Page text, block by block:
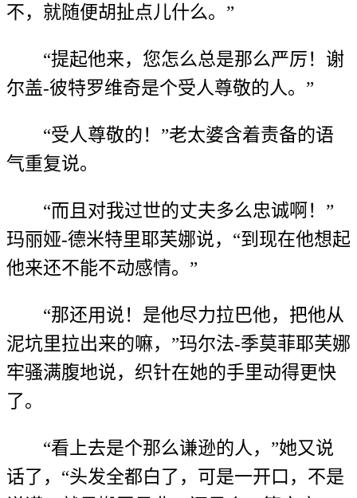
不，就随便胡扯点儿什么。”
“提起他来，您怎么总是那么严厉！谢
尔盖-彼特罗维奇是个受人尊敬的人。”
“受人尊敬的！”老太婆含着责备的语
气重复说。
“而且对我过世的丈夫多么忠诚啊！”
玛丽娅-德米特里耶芙娜说，“到现在他想起
他来还不能不动感情。”
“那还用说！是他尽力拉巴他，把他从
泥坑里拉出来的嘛，”玛尔法-季莫菲耶芙娜
牢骚满腹地说，织针在她的手里动得更快
了。
“看上去是个那么谦逊的人，”她又说
话了，“头发全都白了，可是一开口，不是